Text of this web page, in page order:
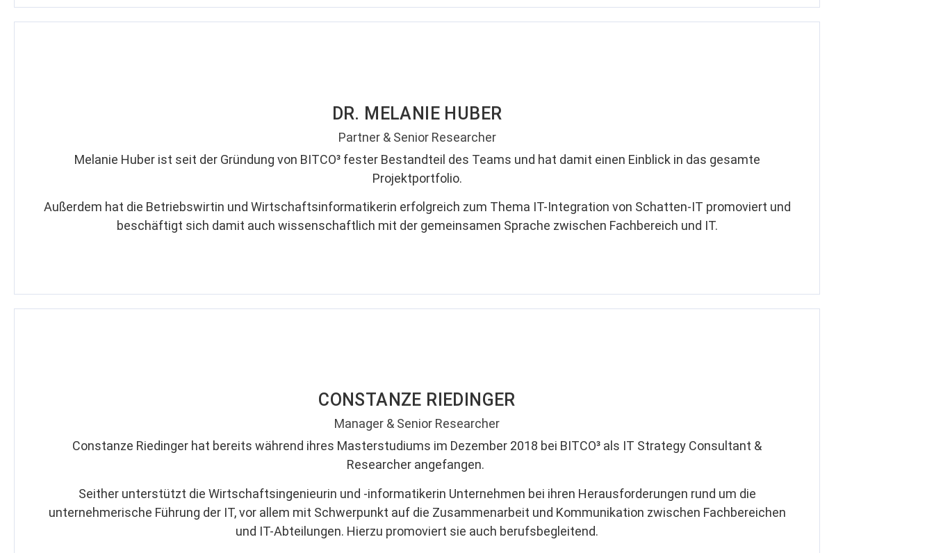
DR. MELANIE HUBER
Partner & Senior Researcher
Melanie Huber ist seit der Gründung von BITCO³ fester Bestandteil des Teams und hat damit einen Einblick in das gesamte
Projektportfolio.
Außerdem hat die Betriebswirtin und Wirtschaftsinformatikerin erfolgreich zum Thema IT-Integration von Schatten-IT promoviert und
beschäftigt sich damit auch wissenschaftlich mit der gemeinsamen Sprache zwischen Fachbereich und IT.
CONSTANZE RIEDINGER
Manager & Senior Researcher
Constanze Riedinger hat bereits während ihres Masterstudiums im Dezember 2018 bei BITCO³ als IT Strategy Consultant &
Researcher angefangen.
Seither unterstützt die Wirtschaftsingenieurin und -informatikerin Unternehmen bei ihren Herausforderungen rund um die
unternehmerische Führung der IT, vor allem mit Schwerpunkt auf die Zusammenarbeit und Kommunikation zwischen Fachbereichen
und IT-Abteilungen. Hierzu promoviert sie auch berufsbegleitend.